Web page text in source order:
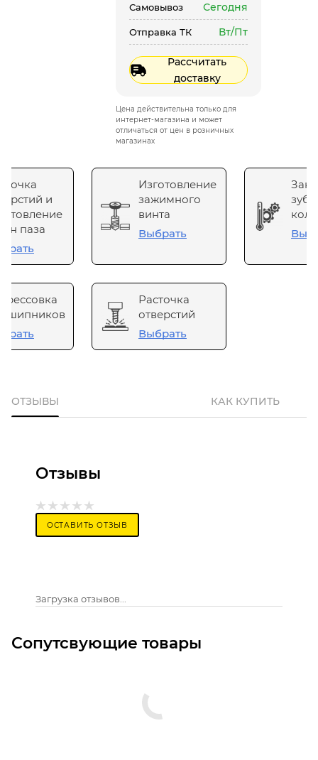
Самовывоз Сегодня
Отправка ТК Вт/Пт
Рассчитать
доставку
Цена действительна только для
интернет-магазина и может
отличаться от цен в розничных
магазинах
и
паза
Изготовление
зажимного
винта
Выбрать
Расточка
отверстий
Выбрать
ОТЗЫВЫ КАК КУПИТЬ
Отзывы
ОСТАВИТЬ ОТЗЫВ
Загрузка отзывов...
Сопутсвующие товары